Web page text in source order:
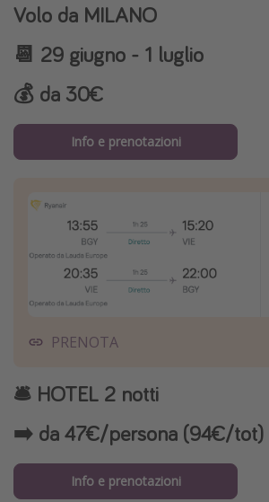
Volo da MILANO
📆 29 giugno - 1 luglio
💰 da 30€
Info e prenotazioni
PRENOTA
🛎️ HOTEL 2 notti
➡️ da 47€/persona (94€/tot)
Info e prenotazioni